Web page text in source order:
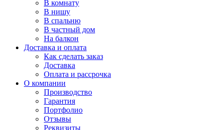
В комнату
В нишу
В спальню
В частный дом
На балкон
Доставка и оплата
Как сделать заказ
Доставка
Оплата и рассрочка
О компании
Производство
Гарантия
Портфолио
Отзывы
Реквизиты